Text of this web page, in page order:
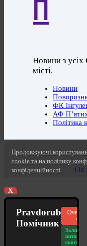
П
Новини з усіх
місті.
Новини
ФК
АФ
Політика
Продовжуючі
cookie та на політику
конфіденційності.
Ок
X
Pravdorub
Помічник
чат
питань